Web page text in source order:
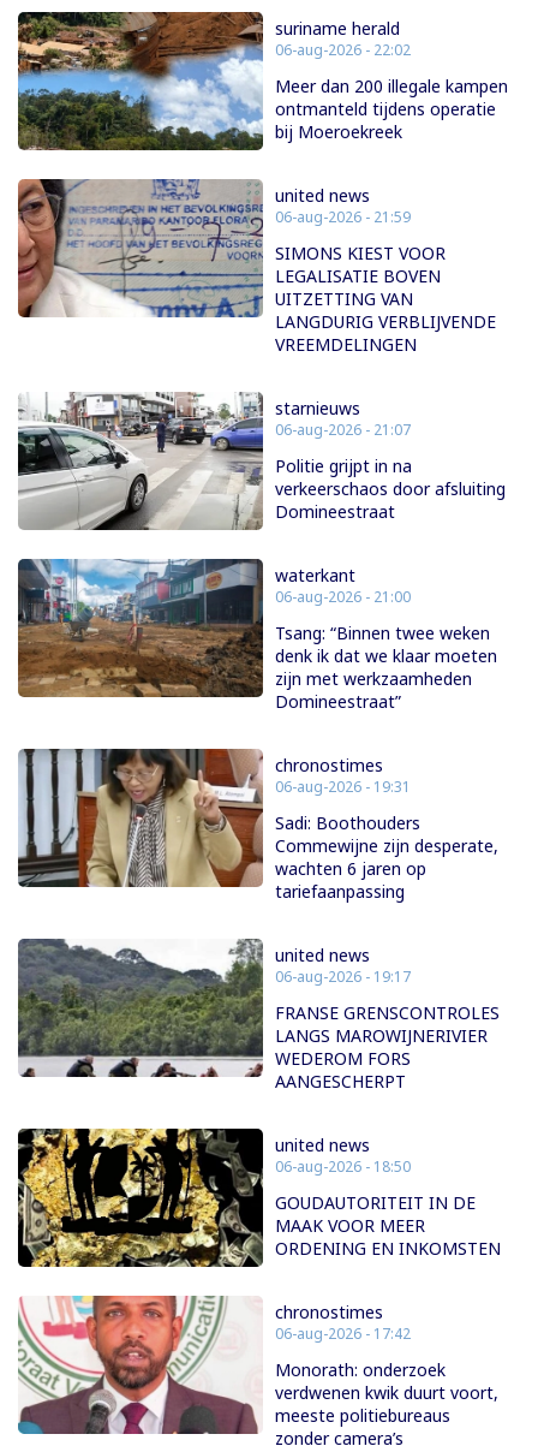
suriname herald
06-aug-2026 - 22:02
Meer dan 200 illegale kampen
ontmanteld tijdens operatie
bij Moeroekreek
united news
06-aug-2026 - 21:59
SIMONS KIEST VOOR
LEGALISATIE BOVEN
UITZETTING VAN
LANGDURIG VERBLIJVENDE
VREEMDELINGEN
starnieuws
06-aug-2026 - 21:07
Politie grijpt in na
verkeerschaos door afsluiting
Domineestraat
waterkant
06-aug-2026 - 21:00
Tsang: “Binnen twee weken
denk ik dat we klaar moeten
zijn met werkzaamheden
Domineestraat”
chronostimes
06-aug-2026 - 19:31
Sadi: Boothouders
Commewijne zijn desperate,
wachten 6 jaren op
tariefaanpassing
united news
06-aug-2026 - 19:17
FRANSE GRENSCONTROLES
LANGS MAROWIJNERIVIER
WEDEROM FORS
AANGESCHERPT
united news
06-aug-2026 - 18:50
GOUDAUTORITEIT IN DE
MAAK VOOR MEER
ORDENING EN INKOMSTEN
chronostimes
06-aug-2026 - 17:42
Monorath: onderzoek
verdwenen kwik duurt voort,
meeste politiebureaus
zonder camera’s